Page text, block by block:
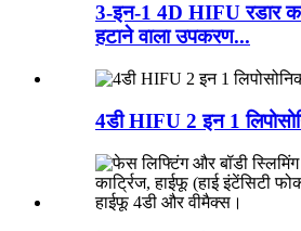
3-इन-1 4D HIFU रडार
हटाने वाला उपकरण...
4डी HIFU 2 इन 1